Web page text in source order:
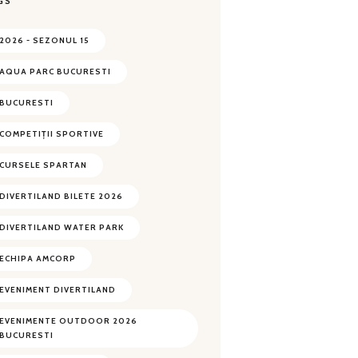
2026 - SEZONUL 15
AQUA PARC BUCURESTI
BUCURESTI
COMPETIȚII SPORTIVE
CURSELE SPARTAN
DIVERTILAND BILETE 2026
DIVERTILAND WATER PARK
ECHIPA AMCORP
EVENIMENT DIVERTILAND
EVENIMENTE OUTDOOR 2026
BUCURESTI